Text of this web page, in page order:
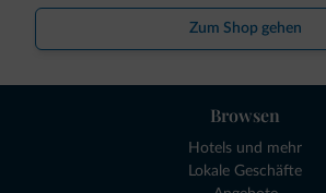
Zum Shop gehen
Browsen
Hotels und mehr
Lokale Geschäfte